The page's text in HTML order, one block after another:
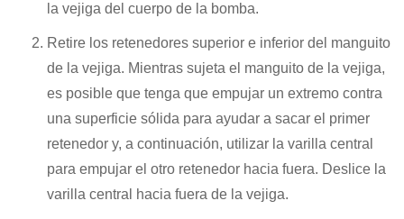
la vejiga del cuerpo de la bomba.
Retire los retenedores superior e inferior del manguito
de la vejiga. Mientras sujeta el manguito de la vejiga,
es posible que tenga que empujar un extremo contra
una superficie sólida para ayudar a sacar el primer
retenedor y, a continuación, utilizar la varilla central
para empujar el otro retenedor hacia fuera. Deslice la
varilla central hacia fuera de la vejiga.